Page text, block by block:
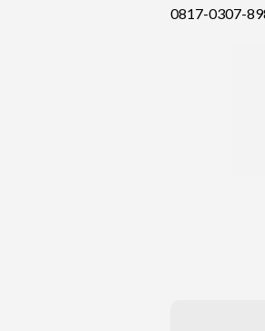
0817-0307-